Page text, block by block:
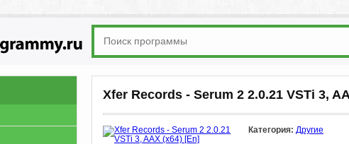
Xfer Records - Serum 2 2.0.21 VSTi 3,
Категория: Другие